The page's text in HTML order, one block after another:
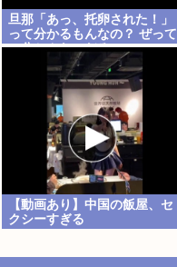
旦那「あっ、托卵された！」
って分かるもんなの？ ぜって
ー分かんないだろ。
【動画あり】中国の飯屋、セ
クシーすぎる